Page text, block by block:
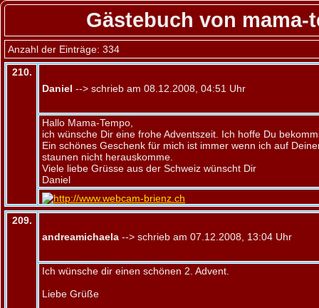
Gästebuch von mama-
Anzahl der Einträge: 334
210.
Daniel --> schrieb am 08.12.2008, 04:51 Uhr
Hallo Mama-Tempo,
ich wünsche Dir eine frohe Adventszeit. Ich hoffe Du
Ein schönes Geschenk für mich ist immer wenn ich auf
staunen nicht herauskomme.
Viele liebe Grüsse aus der Schweiz wünscht Dir
Daniel
209.
andreamichaela --> schrieb am 07.12.2008, 13:04 Uhr
Ich wünsche dir einen schönen 2. Advent.
Liebe Grüße